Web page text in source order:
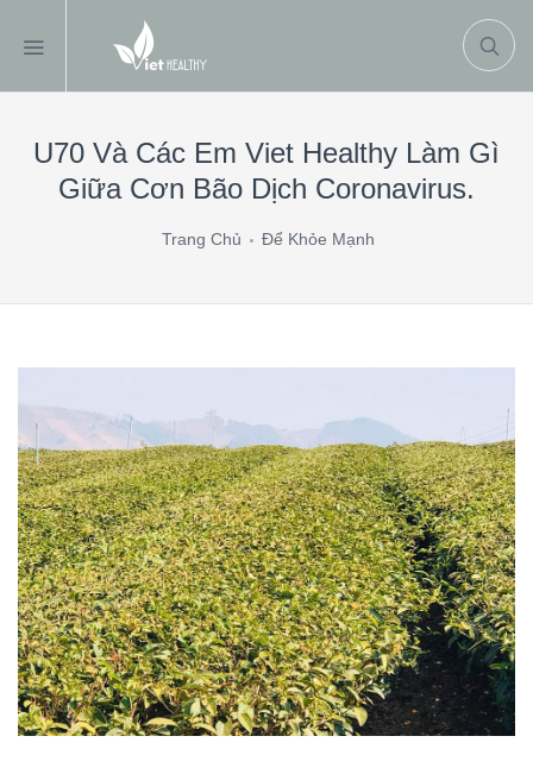
U70 Và Các Em Viet Healthy Làm Gì
Giữa Cơn Bão Dịch Coronavirus.
Trang Chủ Để Khỏe Mạnh